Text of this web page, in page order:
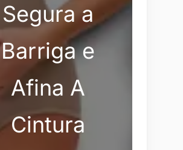
Segura a
Barriga e
Afina A
Cintura